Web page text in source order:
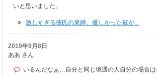
いと思いました。
激しすぎる彼氏の束縛。優しかった彼が...
2019年9月8日
ああ さん
いるんだなぁ…自分と同じ境遇の人自分の場合